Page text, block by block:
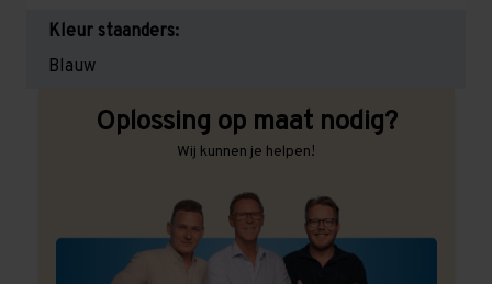
Kleur staanders:
Blauw
Oplossing op maat nodig?
Wij kunnen je helpen!